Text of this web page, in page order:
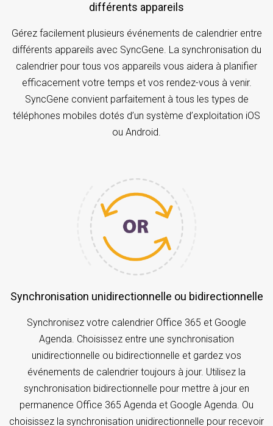
différents appareils
Gérez facilement plusieurs événements de calendrier entre
différents appareils avec SyncGene. La synchronisation du
calendrier pour tous vos appareils vous aidera à planifier
efficacement votre temps et vos rendez-vous à venir.
SyncGene convient parfaitement à tous les types de
téléphones mobiles dotés d’un système d’exploitation iOS
ou Android.
Synchronisation unidirectionnelle ou bidirectionnelle
Synchronisez votre calendrier Office 365 et Google
Agenda. Choisissez entre une synchronisation
unidirectionnelle ou bidirectionnelle et gardez vos
événements de calendrier toujours à jour. Utilisez la
synchronisation bidirectionnelle pour mettre à jour en
permanence Office 365 Agenda et Google Agenda. Ou
choisissez la synchronisation unidirectionnelle pour recevoir